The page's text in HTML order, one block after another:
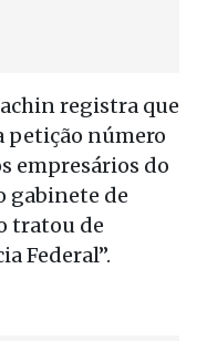
registra que
petição número
empresários do
gabinete de
tratou de
Federal”.